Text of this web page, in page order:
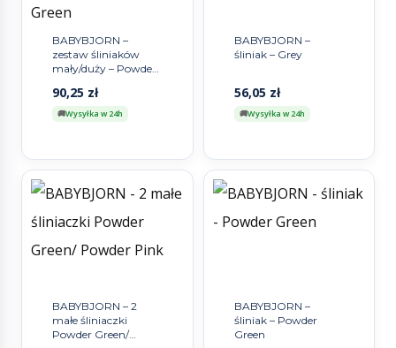
BABYBJORN –
zestaw śliniaków
mały/duży – Powder
90,25 zł
Wysyłka w 24h
BABYBJORN –
śliniak – Grey
56,05 zł
Wysyłka w 24h
BABYBJORN – 2
małe śliniaczki
Powder Green/
BABYBJORN –
śliniak – Powder
Green